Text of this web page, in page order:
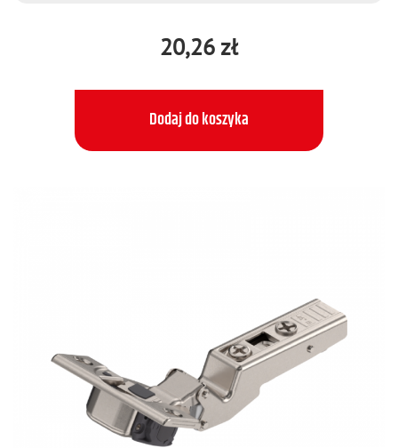
20,26 zł
Dodaj do koszyka